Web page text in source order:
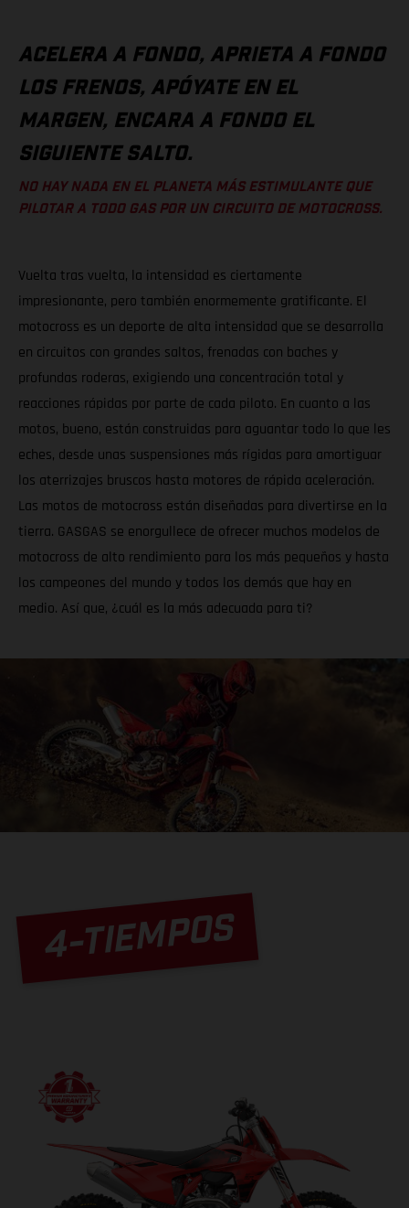
ACELERA A FONDO, APRIETA A FONDO
LOS FRENOS, APÓYATE EN EL
MARGEN, ENCARA A FONDO EL
SIGUIENTE SALTO.
NO HAY NADA EN EL PLANETA MÁS ESTIMULANTE QUE
PILOTAR A TODO GAS POR UN CIRCUITO DE MOTOCROSS.
Vuelta tras vuelta, la intensidad es ciertamente
impresionante, pero también enormemente gratificante. El
motocross es un deporte de alta intensidad que se desarrolla
en circuitos con grandes saltos, frenadas con baches y
profundas roderas, exigiendo una concentración total y
reacciones rápidas por parte de cada piloto. En cuanto a las
motos, bueno, están construidas para aguantar todo lo que les
eches, desde unas suspensiones más rígidas para amortiguar
los aterrizajes bruscos hasta motores de rápida aceleración.
Las motos de motocross están diseñadas para divertirse en la
tierra. GASGAS se enorgullece de ofrecer muchos modelos de
motocross de alto rendimiento para los más pequeños y hasta
los campeones del mundo y todos los demás que hay en
medio. Así que, ¿cuál es la más adecuada para ti?
4-TIEMPOS